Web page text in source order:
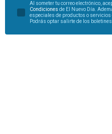
Al someter tu correo electrónico,
Condiciones de El Nuevo Día.
especiales de productos o servicios
Podrás optar salirte de los